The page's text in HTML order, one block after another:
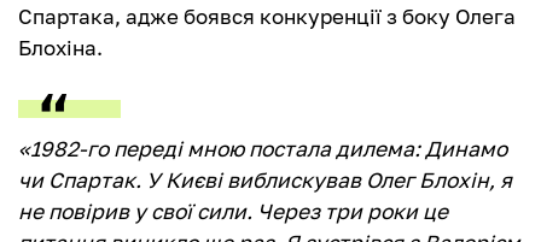
Спартака, адже боявся конкуренції з боку Олега
Блохіна.
«1982-го переді мною постала дилема: Динамо
чи Спартак. У Києві виблискував Олег Блохін, я
не повірив у свої сили. Через три роки це